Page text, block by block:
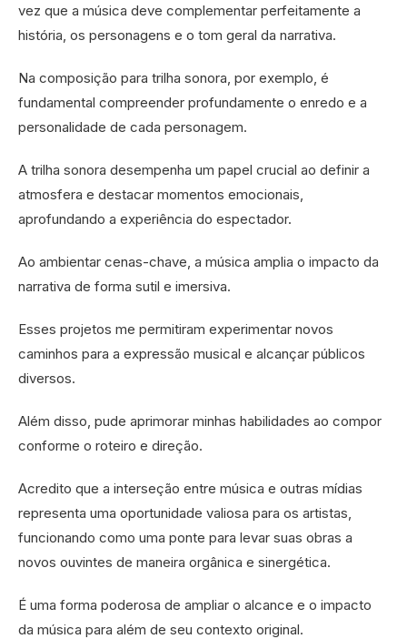
vez que a música deve complementar perfeitamente a
história, os personagens e o tom geral da narrativa.
Na composição para trilha sonora, por exemplo, é
fundamental compreender profundamente o enredo e a
personalidade de cada personagem.
A trilha sonora desempenha um papel crucial ao definir a
atmosfera e destacar momentos emocionais,
aprofundando a experiência do espectador.
Ao ambientar cenas-chave, a música amplia o impacto da
narrativa de forma sutil e imersiva.
Esses projetos me permitiram experimentar novos
caminhos para a expressão musical e alcançar públicos
diversos.
Além disso, pude aprimorar minhas habilidades ao compor
conforme o roteiro e direção.
Acredito que a interseção entre música e outras mídias
representa uma oportunidade valiosa para os artistas,
funcionando como uma ponte para levar suas obras a
novos ouvintes de maneira orgânica e sinergética.
É uma forma poderosa de ampliar o alcance e o impacto
da música para além de seu contexto original.